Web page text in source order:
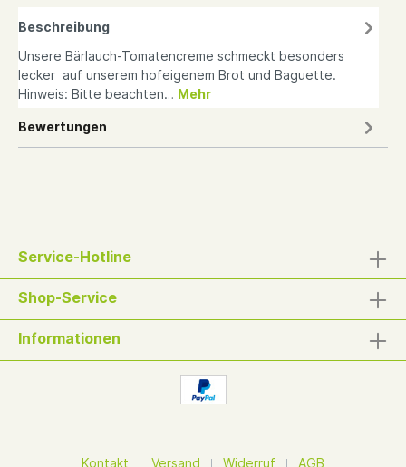
Beschreibung
Unsere Bärlauch-Tomatencreme schmeckt besonders
lecker auf unserem hofeigenem Brot und Baguette.
Hinweis: Bitte beachten… Mehr
Bewertungen
Service-Hotline
Shop-Service
Informationen
Kontakt Versand Widerruf AGB